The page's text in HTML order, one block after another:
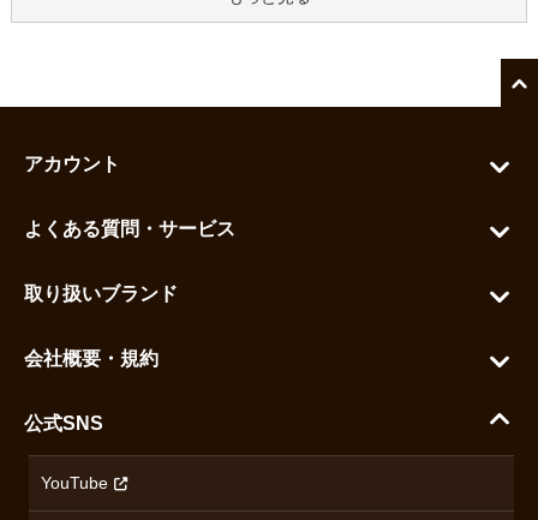
アカウント
お気に入りを見る
よくある質問・サービス
ご利用ガイド
配送・送料について
ハラダの保証とアフターサービス
取り扱いブランド
セイコー
カシオ
会社概要・規約
沿革
公式SNS
YouTube